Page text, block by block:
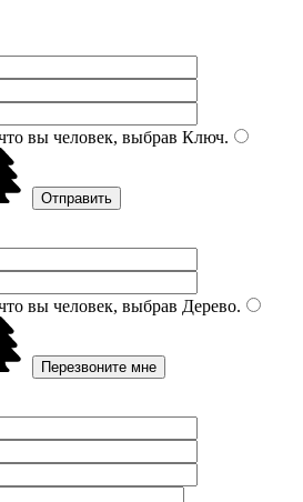
вы человек, выбрав Ключ.
вы человек, выбрав Дерево.